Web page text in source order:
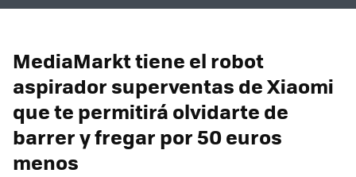
MediaMarkt tiene el robot
aspirador superventas de Xiaomi
que te permitirá olvidarte de
barrer y fregar por 50 euros
menos